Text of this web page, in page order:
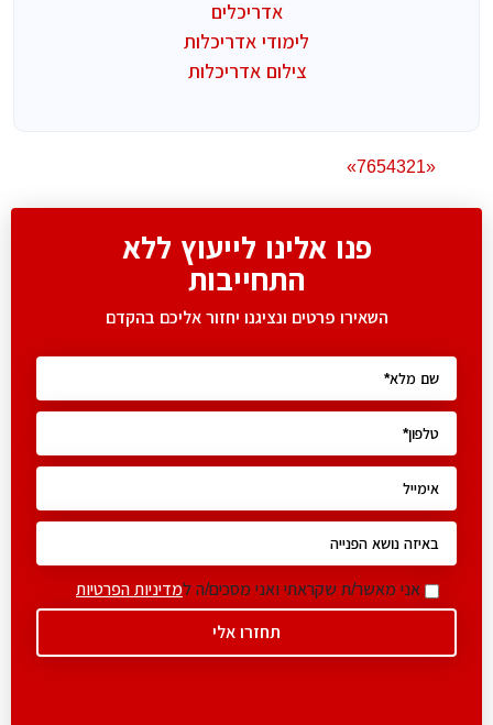
אדריכלים
לימודי אדריכלות
צילום אדריכלות
«
1
2
3
4
5
6
7
»
פנו אלינו לייעוץ ללא
התחייבות
השאירו פרטים ונציגנו יחזור אליכם בהקדם
אני מאשר/ת שקראתי ואני מסכים/ה למדיניות הפרטיות